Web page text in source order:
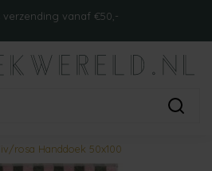
verzending vanaf €50,-
rosa Handdoek 50x100